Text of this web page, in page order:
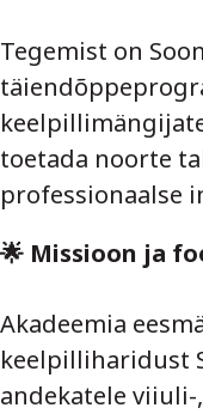
Tegemist on
toetada noorte
professionaalse
🌟 Missioon ja
Akadeemia
keelpilliharidust
andekatele